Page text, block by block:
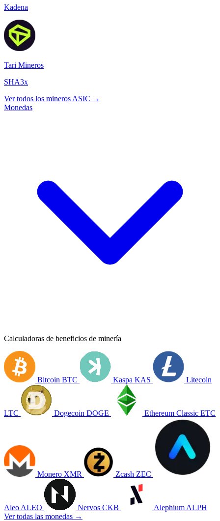
Kadena
Tari Mineros
SHA3x
Ver todos los mineros ASIC →
Monedas
Calculadoras de beneficios de minería
Bitcoin BTC Kaspa KAS Litecoin
LTC Dogecoin DOGE Ethereum Classic ETC
Monero XMR Zcash ZEC
Aleo ALEO Nervos CKB Alephium ALPH
Ver todas las monedas →